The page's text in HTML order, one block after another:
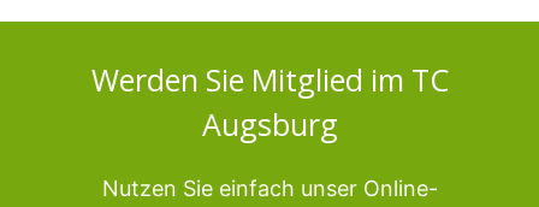
Werden Sie Mitglied im TC
Augsburg
Nutzen Sie einfach unser Online-